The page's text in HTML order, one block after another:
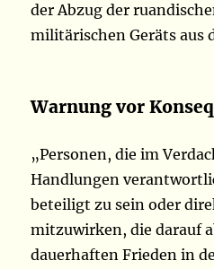
der Abzug der
militärischen Geräts aus
Warnung vor
„Personen, die im
Handlungen
beteiligt zu sein oder
mitzuwirken, die darauf
dauerhaften Frieden in